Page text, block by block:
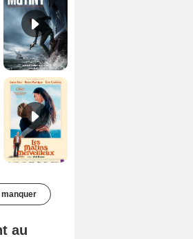
Les Matins merveilleux Bande-annonce VF
au